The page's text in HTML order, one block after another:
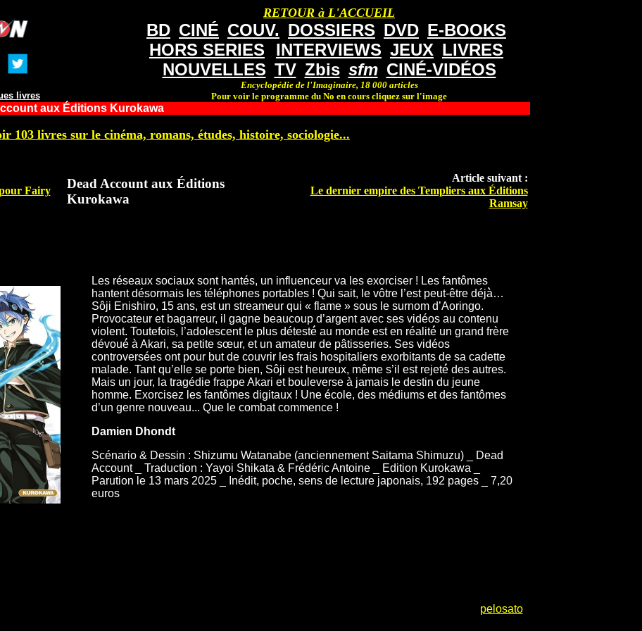
livres
RETOUR à L'ACCUEIL
BD CINÉ COUV. DOSSIERS DVD E-BOOKS
HORS SERIES
INTERVIEWS JEUX LIVRES
NOUVELLES TV Zbis sfm CINÉ-VIDÉOS
Encyclopédie de l'Imaginaire, 18 000 articles
Pour voir le programme du No en cours cliquez sur l'image
aux Éditions Kurokawa
103 livres sur le cinéma, romans, études, histoire, sociologie...
Fairy
Dead Account aux Éditions
Kurokawa
Article suivant :
Le dernier empire des Templiers aux Éditions
Ramsay
Les réseaux sociaux sont hantés, un influenceur va les exorciser ! Les fantômes
hantent désormais les téléphones portables ! Qui sait, le vôtre l’est peut-être déjà̀…
Sôji Enishiro, 15 ans, est un streameur qui « flame » sous le surnom d’Aoringo.
Provocateur et bagarreur, il gagne beaucoup d’argent avec ses vidéos au contenu
violent. Toutefois, l’adolescent le plus détesté́ au monde est en réalité́ un grand frère
dévoué́ à Akari, sa petite sœur, et un amateur de pâtisseries. Ses vidéos
controversées ont pour but de couvrir les frais hospitaliers exorbitants de sa cadette
malade. Tant qu’elle se porte bien, Sôji est heureux, même s’il est rejeté́ des autres.
Mais un jour, la tragédie frappe Akari et bouleverse à jamais le destin du jeune
homme. Exorcisez les fantômes digitaux ! Une école, des médiums et des fantômes
d’un genre nouveau... Que le combat commence !
Damien Dhondt
Scénario & Dessin : Shizumu Watanabe (anciennement Saitama Shimuzu) _ Dead
Account _ Traduction : Yayoi Shikata & Frédéric Antoine _ Edition Kurokawa _
Parution le 13 mars 2025 _ Inédit, poche, sens de lecture japonais, 192 pages _ 7,20
euros
pelosato